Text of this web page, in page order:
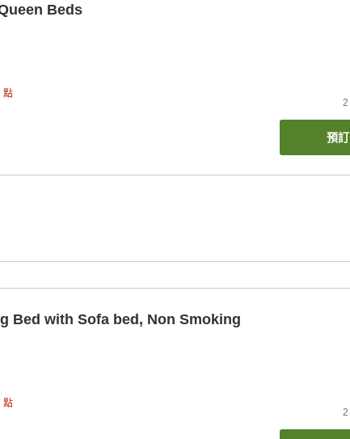
Beds
點
2
預訂
Bed with Sofa bed, Non Smoking
點
2